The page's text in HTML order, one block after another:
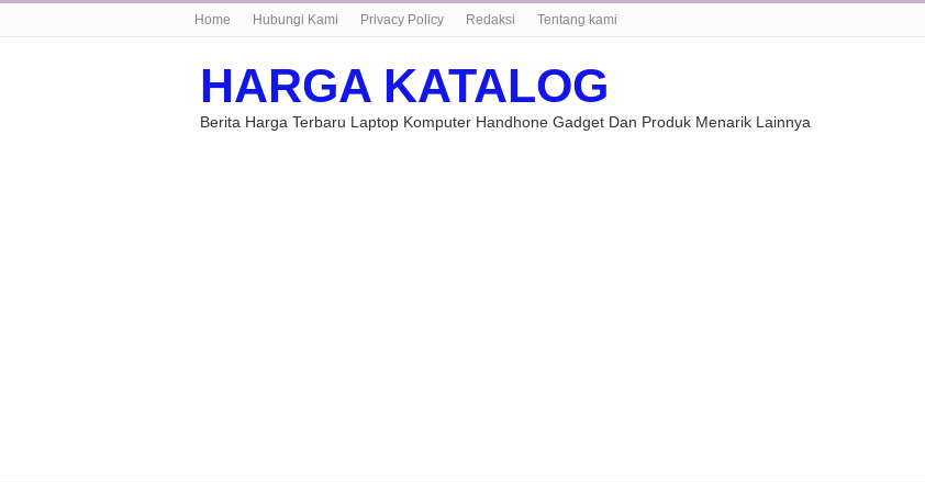
Home Hubungi Kami Privacy Policy Redaksi Tentang kami
HARGA KATALOG
Berita Harga Terbaru Laptop Komputer Handhone Gadget Dan Produk Menarik Lainnya